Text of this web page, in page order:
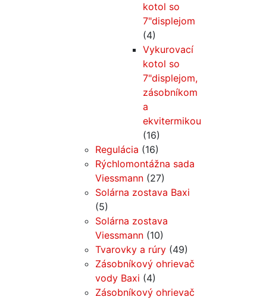
kotol so
7"displejom
(4)
Vykurovací
kotol so
7"displejom,
zásobníkom
a
ekvitermikou
(16)
Regulácia (16)
Rýchlomontážna sada
Viessmann (27)
Solárna zostava Baxi
(5)
Solárna zostava
Viessmann (10)
Tvarovky a rúry (49)
Zásobníkový ohrievač
vody Baxi (4)
Zásobníkový ohrievač